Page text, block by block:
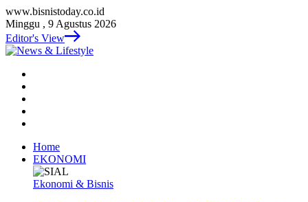
www.bisnistoday.co.id
Minggu , 9 Agustus 2026
Editor's View
Home
EKONOMI
Ekonomi & Bisnis